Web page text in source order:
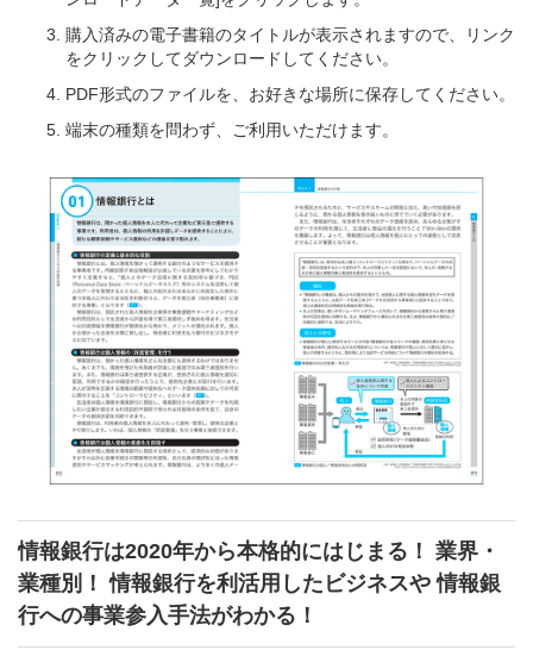
購入済みの電子書籍のタイトルが表示されますので、リンク
をクリックしてダウンロードしてください。
PDF形式のファイルを、お好きな場所に保存してください。
端末の種類を問わず、ご利用いただけます。
情報銀行は2020年から本格的にはじまる！ 業界・
業種別！ 情報銀行を利活用したビジネスや 情報銀
行への事業参入手法がわかる！